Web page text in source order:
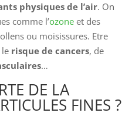
physiques de l’air. On
comme l’ozone et des
ou moisissures. Etre
le risque de cancers, de
…
DE LA
FINES ?